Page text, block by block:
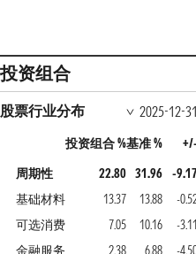
投资组合
股票行业分布 2025-12-31
投资组合 %基准 %
+/-
周期性
22.80 31.96
-9.17
基础材料
13.37 13.88
-
可选消费
7.05 10.16
-3.11
金融服务
2.38 6.88 -